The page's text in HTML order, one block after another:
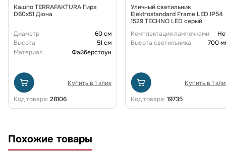
Кашпо TERRAFAKTURA Гира
D60х51 Дюна
Диаметр
60 см
Высота
51 см
Материал
Файберстоун
Купить в 1 клик
Код товара: 28106
Уличный светильник
Elektrostandard Frame LED IP54
1529 TECHNO LED серый
Комплектация лампочками
Высота светильника
700
Купить в 1
Код товара: 19735
Похожие товары